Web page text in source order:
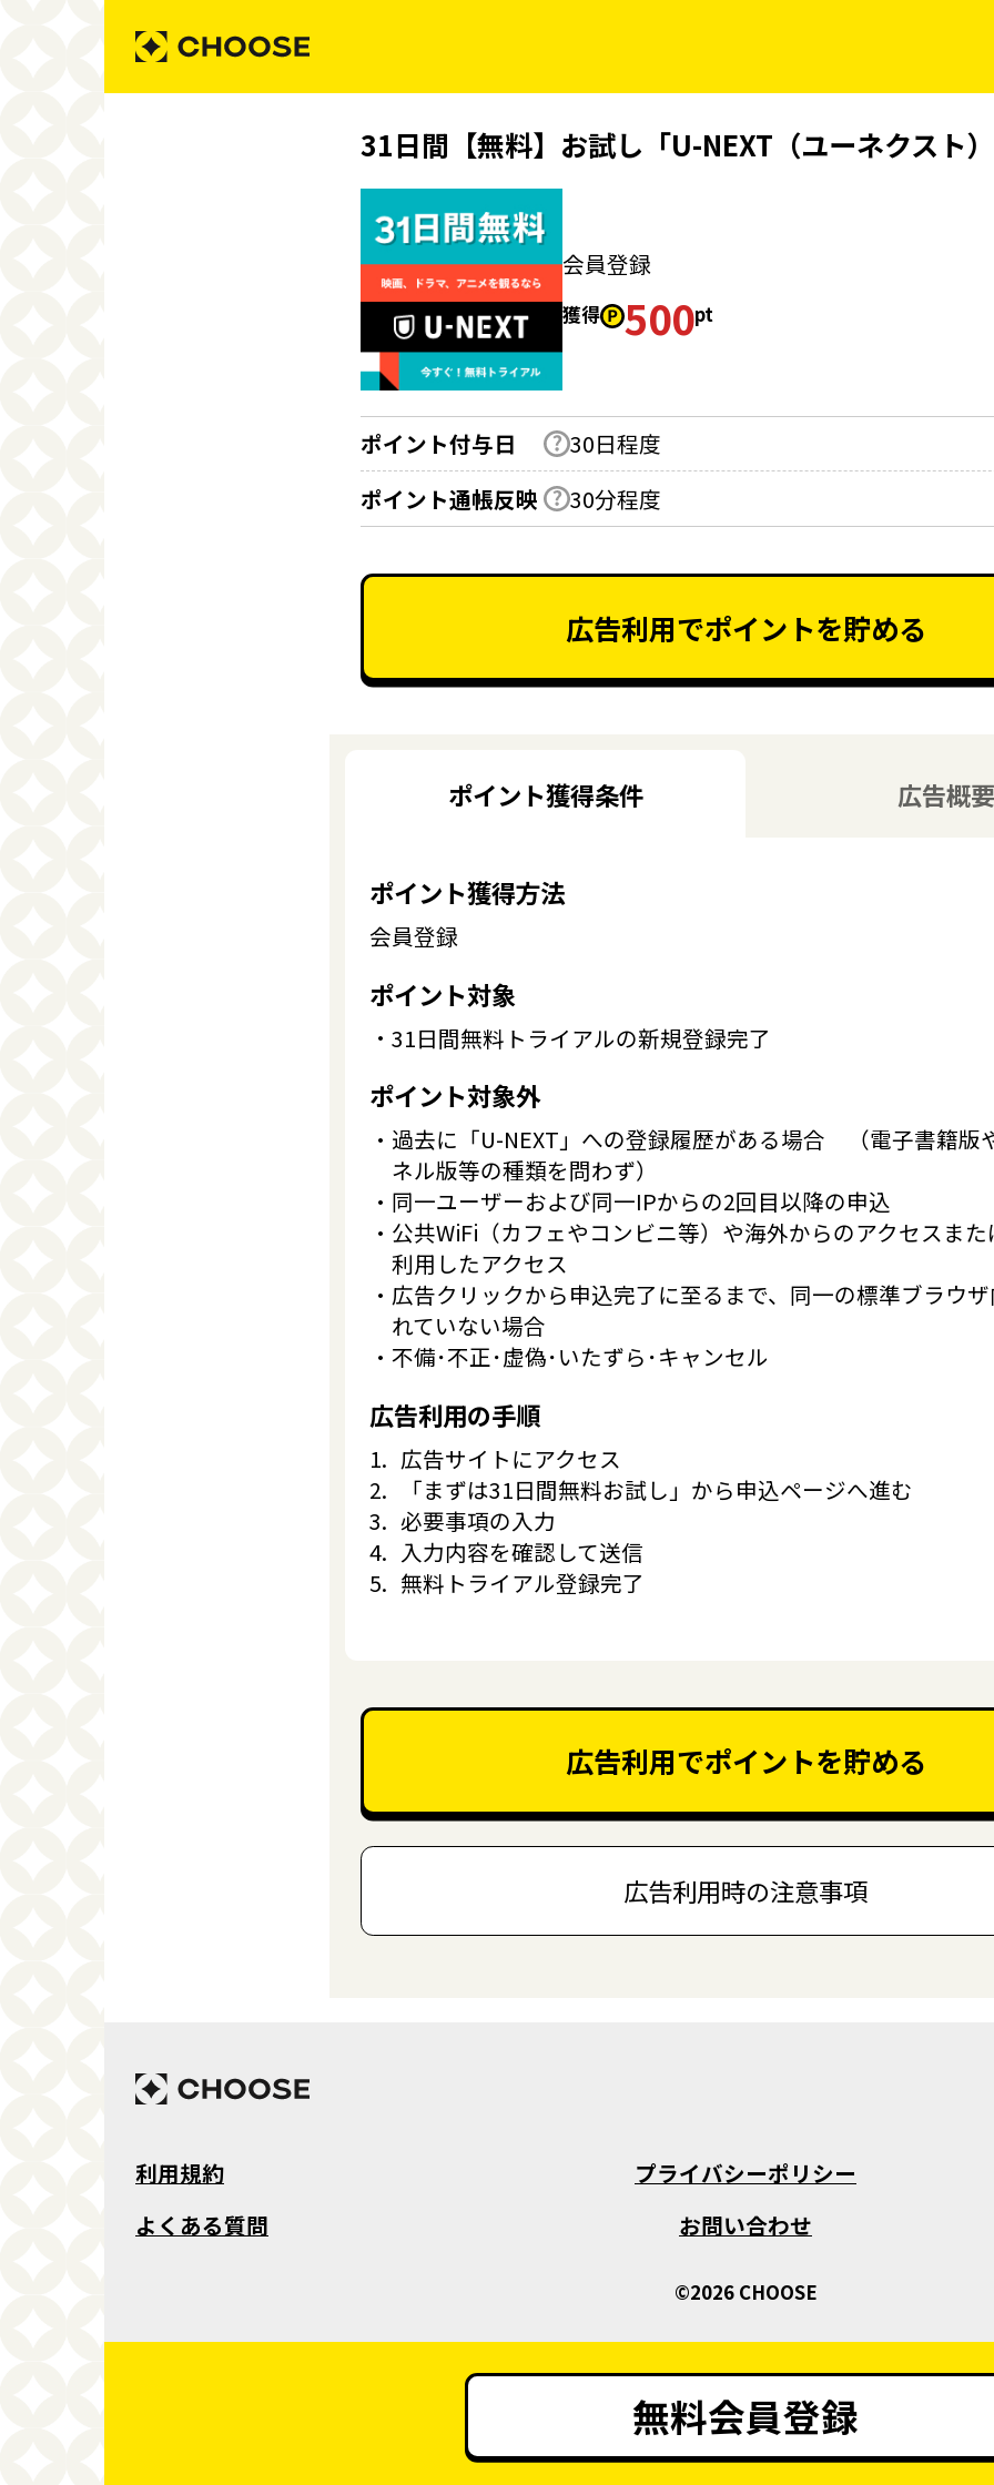
31日間【無料】お試し「U-NEXT（ユーネクスト
会員登録
獲得 500pt
ポイント付与日
30日程度
ポイント通帳反映
30分程度
広告利用でポイントを貯める
ポイント獲得条件 広告概要
ポイント獲得方法
会員登録
ポイント対象
31日間無料トライアルの新規登録完了
ポイント対象外
過去に「U-NEXT」への登録履歴がある場合 （電子書籍版
ネル版等の種類を問わず）
同一ユーザーおよび同一IPからの2回目以降の申込
公共WiFi（カフェやコンビニ等）や海外からのアクセスま
利用したアクセス
広告クリックから申込完了に至るまで、同一の標準ブラウ
れていない場合
不備･不正･虚偽･いたずら･キャンセル
広告利用の手順
広告サイトにアクセス
「まずは31日間無料お試し」から申込ページへ進む
必要事項の入力
入力内容を確認して送信
無料トライアル登録完了
広告利用でポイントを貯める
広告利用時の注意事項
利用規約
プライバシーポリシー
よくある質問
お問い合わせ
©2026 CHOOSE
無料会員登録